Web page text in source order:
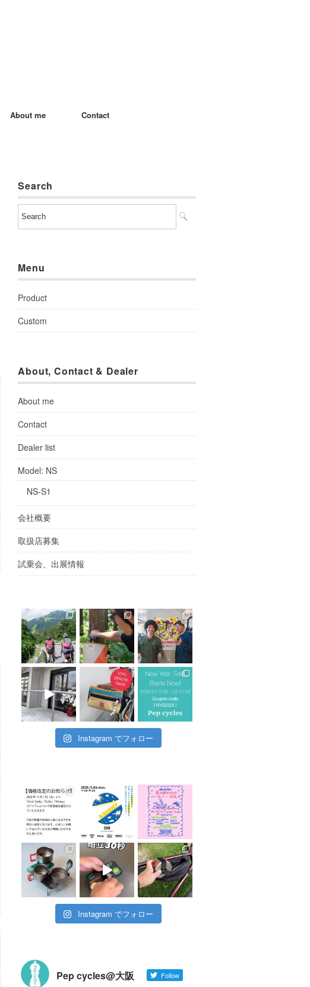
About me Contact
Search
Menu
Product
Custom
About, Contact & Dealer
About me
Contact
Dealer list
Model: NS
NS-S1
会社概要
取扱店募集
試乗会、出展情報
Instagram でフォロー
Instagram でフォロー
Pep cycles@大阪 Follow